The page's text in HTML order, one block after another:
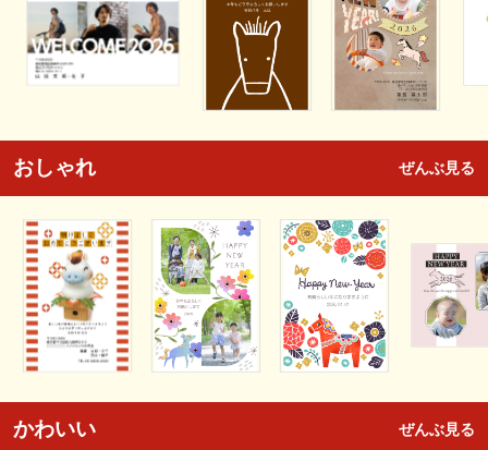
おしゃれ ぜんぶ見る
かわいい ぜんぶ見る